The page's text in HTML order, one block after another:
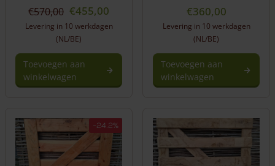
€570,00 Oorspronkelijke
prijs
was:
€570,00.
€455,00
prijs
€455,00.
Levering in 10 werkdagen
(NL/BE)
Toevoegen aan
winkelwagen
€360,00
Levering in 10 werkdagen
(NL/BE)
Toevoegen aan
winkelwagen
-24.2%